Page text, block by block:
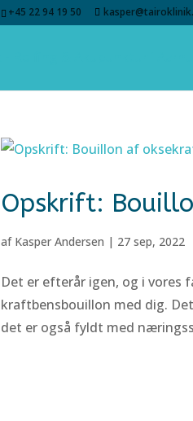
+45 22 94 19 50
Opskrift:
af Kasper Andersen | 27 sep, 2022
Det er efterår igen, og i vores
kraftbensbouillon med dig.
det er også fyldt med